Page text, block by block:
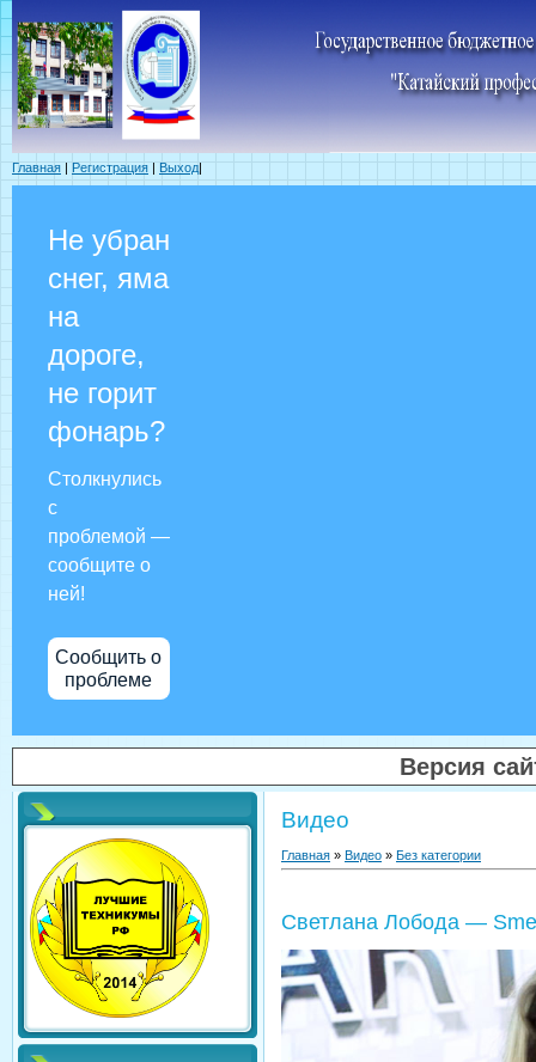
Главная | Регистрация | Выход|
Не убран
снег, яма
на
дороге,
не горит
фонарь?
Столкнулись
с
проблемой —
сообщите о
ней!
Сообщить о
проблеме
Версия
Видео
Главная » Видео » Без категории
Светлана Лобода —